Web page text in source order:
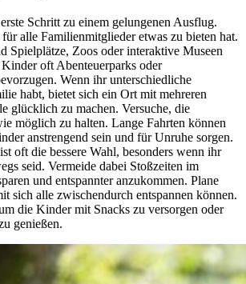
Schritt zu einem gelungenen Ausflug.
alle Familienmitglieder etwas zu bieten hat.
Spielplätze, Zoos oder interaktive Museen
oft Abenteuerparks oder
Wenn ihr unterschiedliche
habt, bietet sich ein Ort mit mehreren
glücklich zu machen. Versuche, die
möglich zu halten. Lange Fahrten können
anstrengend sein und für Unruhe sorgen.
oft die bessere Wahl, besonders wenn ihr
seid. Vermeide dabei Stoßzeiten im
und entspannter anzukommen. Plane
sich alle zwischendurch entspannen können.
die Kinder mit Snacks zu versorgen oder
genießen.